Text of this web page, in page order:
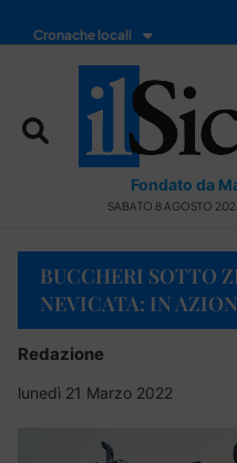
Cronache locali
Fondato da
SABATO 8 AGOSTO
BUCCHERI SOTTO
NEVICATA: IN
Redazione
lunedì 21 Marzo 2022